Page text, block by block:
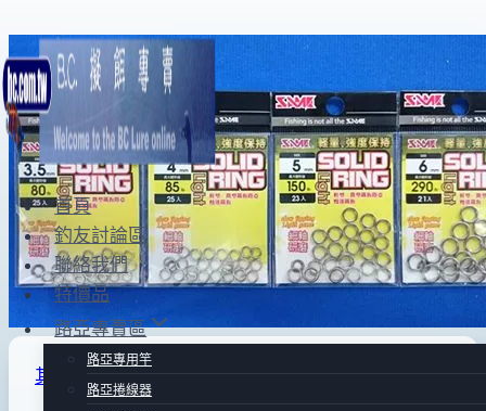
Skip
to
content
首頁
釣友討論區
聯絡我們
特價品
路亞專賣區
路亞專用竿
路亞捲線器
其他附屬品Ⅱ